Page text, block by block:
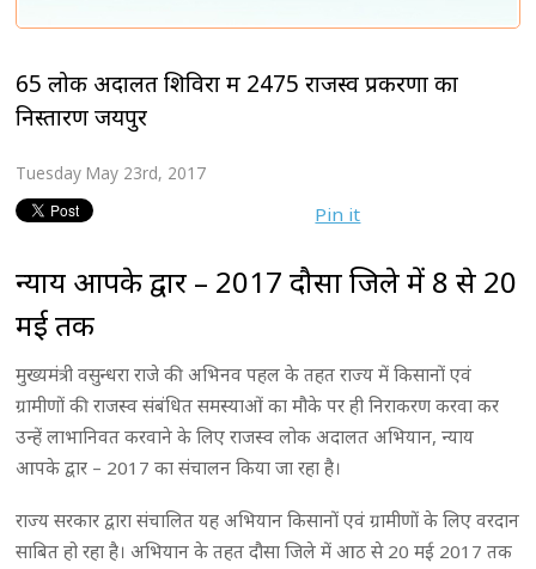
65 लोक अदालत शिविरों में 2475 राजस्व प्रकरणों का
निस्तारण जयपुर
Tuesday May 23rd, 2017
Pin it
न्याय आपके द्वार – 2017 दौसा जिले में 8 से 20
मई तक
मुख्यमंत्री वसुन्धरा राजे की अभिनव पहल के तहत राज्य में किसानों एवं
ग्रामीणों की राजस्व संबंधित समस्याओं का मौके पर ही निराकरण करवा कर
उन्हें लाभानिवत करवाने के लिए राजस्व लोक अदालत अभियान, न्याय
आपके द्वार – 2017 का संचालन किया जा रहा है।
राज्य सरकार द्वारा संचालित यह अभियान किसानों एवं ग्रामीणों के लिए वरदान
साबित हो रहा है। अभियान के तहत दौसा जिले में आठ से 20 मई 2017 तक